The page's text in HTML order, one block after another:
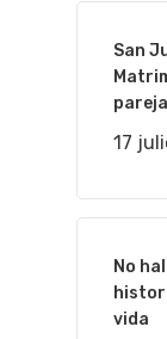
San
17
No
vida